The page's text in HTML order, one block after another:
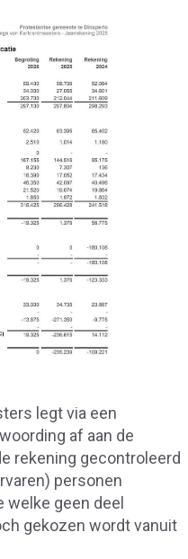
legt via een
af aan de
rekening gecontroleerd
personen
geen deel
gekozen wordt vanuit